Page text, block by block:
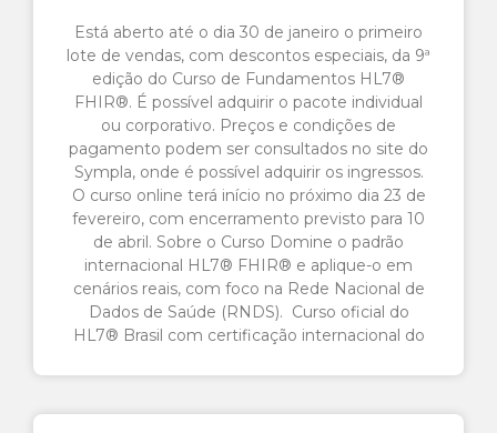
Está aberto até o dia 30 de janeiro o primeiro
lote de vendas, com descontos especiais, da 9ª
edição do Curso de Fundamentos HL7®
FHIR®. É possível adquirir o pacote individual
ou corporativo. Preços e condições de
pagamento podem ser consultados no site do
Sympla, onde é possível adquirir os ingressos.
O curso online terá início no próximo dia 23 de
fevereiro, com encerramento previsto para 10
de abril. Sobre o Curso Domine o padrão
internacional HL7® FHIR® e aplique-o em
cenários reais, com foco na Rede Nacional de
Dados de Saúde (RNDS). Curso oficial do
HL7® Brasil com certificação internacional do